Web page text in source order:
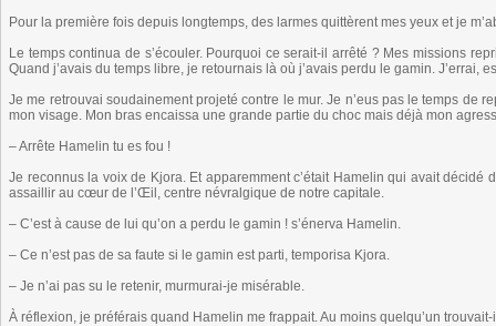
Pour la première fois depuis longtemps, des larmes quittèrent mes yeux et je
Le temps continua de s’écouler. Pourquoi ce serait-il arrêté ? Mes missions
Quand j’avais du temps libre, je retournais là où j’avais perdu le gamin. J’errai,
Je me retrouvai soudainement projeté contre le mur. Je n’eus pas le temps de
mon visage. Mon bras encaissa une grande partie du choc mais déjà mon
– Arrête Hamelin tu es fou !
Je reconnus la voix de Kjora. Et apparemment c’était Hamelin qui avait décidé
assaillir au cœur de l’Œil, centre névralgique de notre capitale.
– C’est à cause de lui qu’on a perdu le gamin ! s’énerva Hamelin.
– Ce n’est pas de sa faute si le gamin est parti, temporisa Kjora.
– Je n’ai pas su le retenir, murmurai-je misérable.
À réflexion, je préférais quand Hamelin me frappait. Au moins quelqu’un